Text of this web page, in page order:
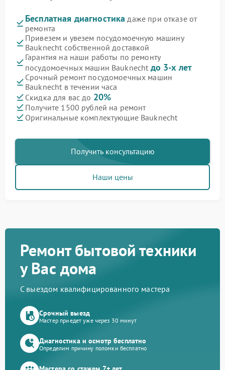
Бесплатная диагностика даже при отказе от
ремонта
Привезем и увезем посудомоечную машину
Bauknecht собственной доставкой
Гарантия на наши работы по ремонту
посудомоечных машин Bauknecht до 3-х лет
Срочный ремонт посудомоечных машин
Bauknecht в течении часа
Скидка для вас до 20%
Получите 1500 рублей на ремонт
Оригинальные комплектующие Bauknecht
Получить консультацию
Наши цены
Ремонт бытовой техники
у Вас дома
С выездом квалифицированного мастера
Срочный выезд
Мастер приедет уже через 30 минут
Диагностика и осмотр бесплатно
Определим причину поломки бесплатно